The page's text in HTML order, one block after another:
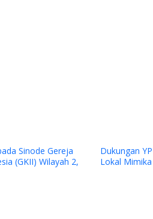
Sinode Gereja
(GKII) Wilayah 2,
GKII Amungsa
Dukungan
Lokal Mimika